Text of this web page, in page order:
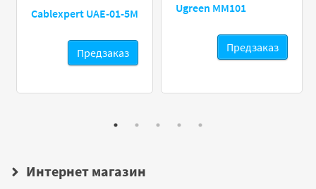
Cablexpert UAE-01-5M
Предзаказ
Ugreen MM101
Предзаказ
Интернет магазин